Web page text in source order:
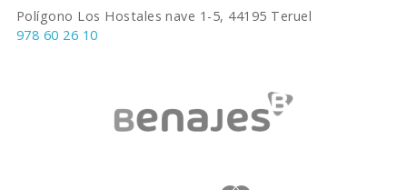
Polígono Los Hostales nave 1-5, 44195 Teruel
978 60 26 10